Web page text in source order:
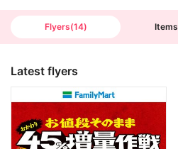
Flyers(14) Items
Latest flyers